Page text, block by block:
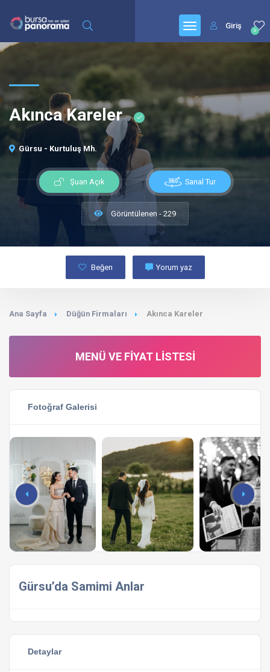
0
Giriş
Akınca Kareler
Gürsu - Kurtuluş Mh.
Şuan Açık Sanal Tur
Görüntülenen - 229
Beğen Yorum yaz
Ana Sayfa Düğün Firmaları Akınca Kareler
MENÜ VE FIYAT LISTESI
Fotoğraf Galerisi
Gürsu’da Samimi Anlar
Detaylar